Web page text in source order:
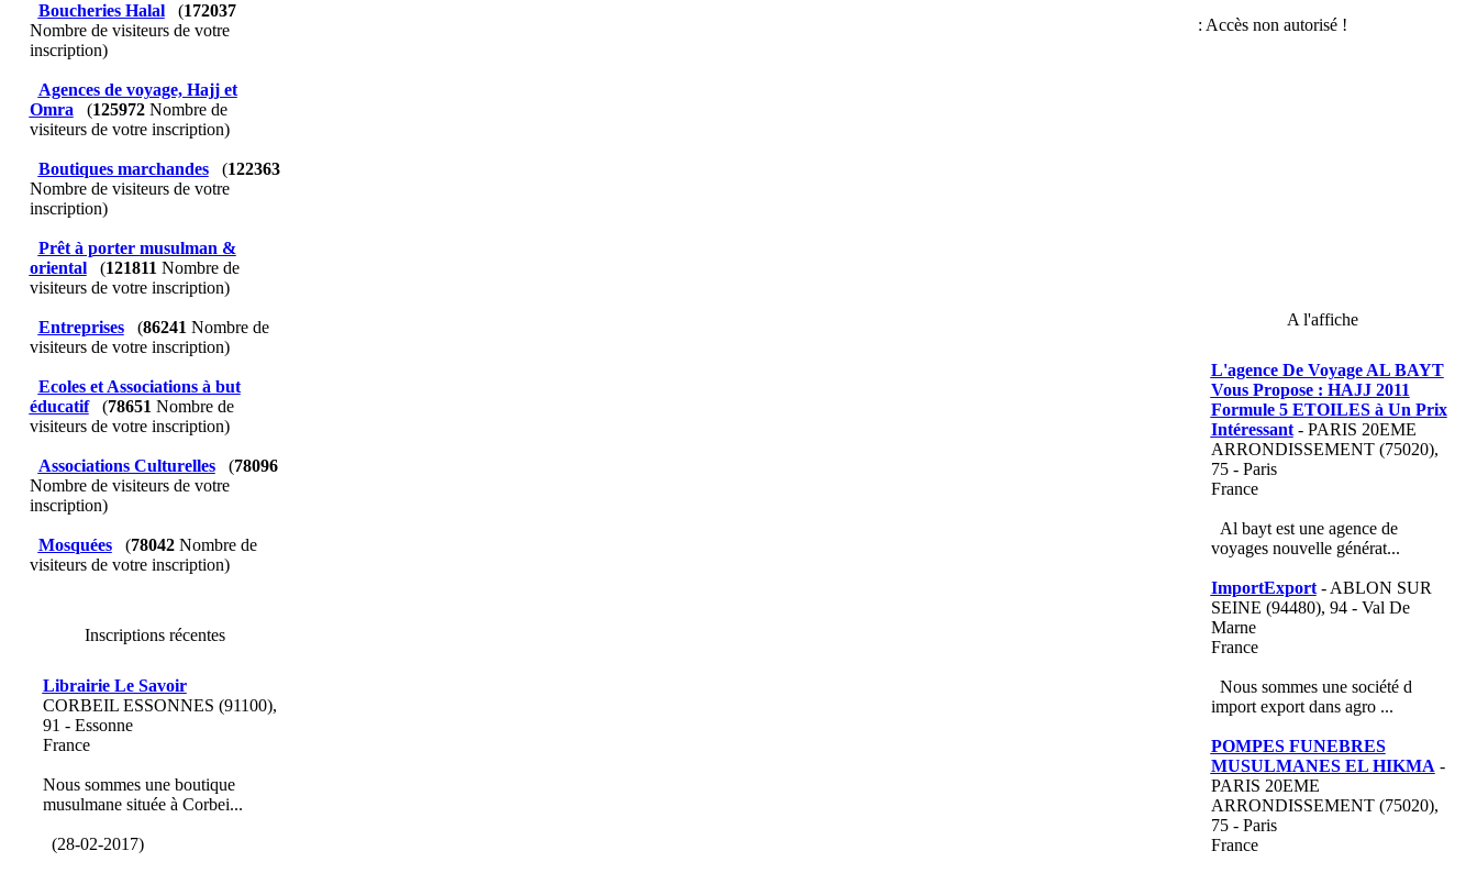
Boucheries Halal (172037
Nombre de visiteurs de votre
inscription)
Agences de voyage, Hajj et
Omra
(125972Nombre de
visiteurs de votre inscription)
Boutiques marchandes (122363
Nombre de visiteurs de votre
inscription)
Prêt à porter musulman &
oriental
(121811 Nombre de
visiteurs de votre inscription)
Entreprises (86241 Nombre de
visiteurs de votre inscription)
Ecoles et Associations à but
éducatif
(78651 Nombre de
visiteurs de votre inscription)
Associations Culturelles (78096
Nombre de visiteurs de votre
inscription)
Mosquées (78042Nombre de
visiteurs de votre inscription)
Inscriptions récentes
Librairie Le Savoir
CORBEIL ESSONNES (91100),
91 - Essonne
France
Nous sommes une boutique
musulmane située à Corbei...
(28-02-2017)
A l'affiche
L'agence De Voyage AL BAYT
Vous Propose : HAJJ 2011
Formule 5 ETOILES à Un Prix
Intéressant- PARIS 20EME
ARRONDISSEMENT (75020),
75 - Paris
France
Al bayt est une agence de
voyages nouvelle générat...
ImportExport- ABLON SUR
SEINE (94480), 94 - Val De
Marne
France
Nous sommes une société d
import export dans agro ...
POMPES FUNEBRES
MUSULMANES EL HIKMA -
PARIS 20EME
ARRONDISSEMENT (75020),
75 - Paris
France